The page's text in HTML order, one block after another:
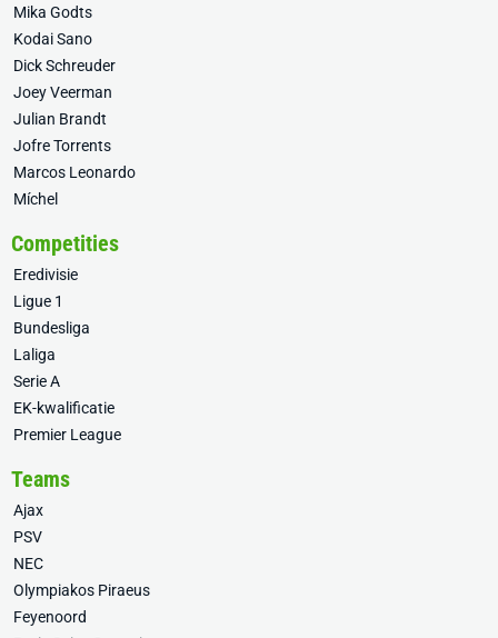
Mika Godts
Kodai Sano
Dick Schreuder
Joey Veerman
Julian Brandt
Jofre Torrents
Marcos Leonardo
Míchel
Competities
Eredivisie
Ligue 1
Bundesliga
Laliga
Serie A
EK-kwalificatie
Premier League
Teams
Ajax
PSV
NEC
Olympiakos Piraeus
Feyenoord